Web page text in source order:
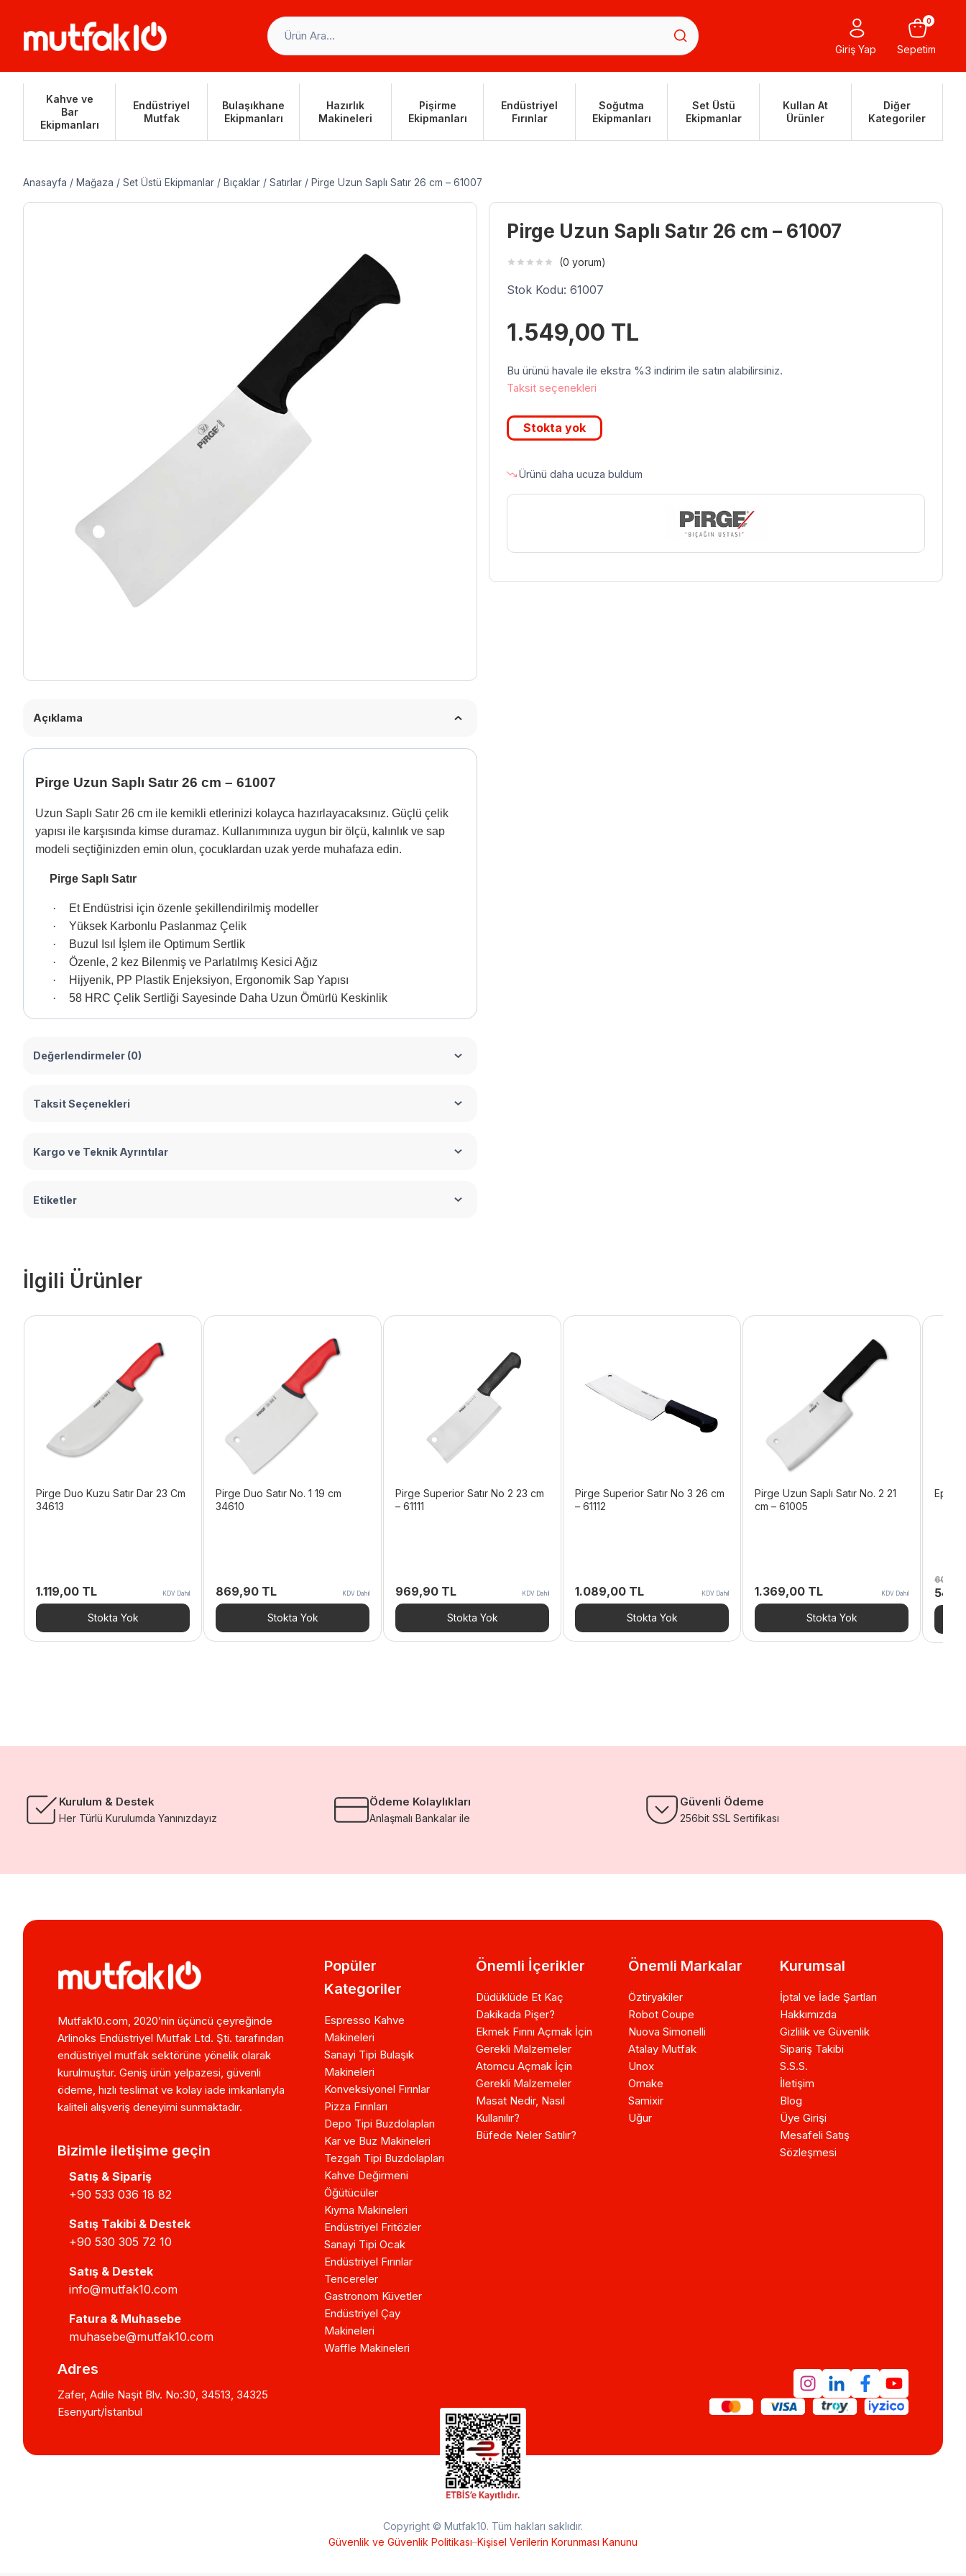
Giriş Yap Sepetim
0
Kahve ve
Bar
Ekipmanları
Endüstriyel
Mutfak
Bulaşıkhane
Ekipmanları
Hazırlık
Makineleri
Pişirme
Ekipmanları
Endüstriyel
Fırınlar
Soğutma
Ekipmanları
Set Üstü
Ekipmanlar
Kullan At
Ürünler
Diğer
Kategoriler
Anasayfa / Mağaza / Set Üstü Ekipmanlar / Bıçaklar / Satırlar / Pirge Uzun Saplı Satır 26 cm – 61007
Açıklama
Pirge Uzun Saplı Satır 26 cm – 61007
Uzun Saplı Satır 26 cm ile kemikli etlerinizi kolayca hazırlayacaksınız. Güçlü çelik
yapısı ile karşısında kimse duramaz. Kullanımınıza uygun bir ölçü, kalınlık ve sap
modeli seçtiğinizden emin olun, çocuklardan uzak yerde muhafaza edin.
Pirge Saplı Satır
·
Et Endüstrisi için özenle şekillendirilmiş modeller
·
Yüksek Karbonlu Paslanmaz Çelik
·
Buzul Isıl İşlem ile Optimum Sertlik
·
Özenle, 2 kez Bilenmiş ve Parlatılmış Kesici Ağız
·
Hijyenik, PP Plastik Enjeksiyon, Ergonomik Sap Yapısı
·
58 HRC Çelik Sertliği Sayesinde Daha Uzun Ömürlü Keskinlik
Değerlendirmeler (0)
Taksit Seçenekleri
Kargo ve Teknik Ayrıntılar
Etiketler
Pirge Uzun Saplı Satır 26 cm – 61007
(0 yorum)
Stok Kodu: 61007
1.549,00 TL
Bu ürünü havale ile ekstra %3 indirim ile satın alabilirsiniz.
Taksit seçenekleri
Stokta yok
Ürünü daha ucuza buldum
İlgili Ürünler
Pirge Duo Kuzu Satır Dar 23 Cm
34613
1.119,00 TL KDV Dahil
Stokta Yok
Pirge Duo Satır No. 1 19 cm
34610
869,90 TL KDV Dahil
Stokta Yok
Pirge Superior Satır No 2 23 cm
– 61111
969,90 TL KDV Dahil
Stokta Yok
Pirge Superior Satır No 3 26 cm
– 61112
1.089,00 TL KDV Dahil
Stokta Yok
Pirge Uzun Saplı Satır No. 2 21
cm – 61005
1.369,00 TL KDV Dahil
Stokta Yok
fiyat:
Kurulum & Destek
Her Türlü Kurulumda Yanınızdayız
Ödeme Kolaylıkları
Anlaşmalı Bankalar ile
Güvenli Ödeme
256bit SSL Sertifikası
Mutfak10.com, 2020’nin üçüncü çeyreğinde
Arlinoks Endüstriyel Mutfak Ltd. Şti. tarafından
endüstriyel mutfak sektörüne yönelik olarak
kurulmuştur. Geniş ürün yelpazesi, güvenli
ödeme, hızlı teslimat ve kolay iade imkanlarıyla
kaliteli alışveriş deneyimi sunmaktadır.
Bizimle iletişime geçin
Satış & Sipariş
+90 533 036 18 82
Satış Takibi & Destek
+90 530 305 72 10
Satış & Destek
info@mutfak10.com
Fatura & Muhasebe
muhasebe@mutfak10.com
Adres
Zafer, Adile Naşit Blv. No:30, 34513, 34325
Esenyurt/İstanbul
Popüler
Kategoriler
Espresso Kahve
Makineleri
Sanayi Tipi Bulaşık
Makineleri
Konveksiyonel Fırınlar
Pizza Fırınları
Depo Tipi Buzdolapları
Kar ve Buz Makineleri
Tezgah Tipi Buzdolapları
Kahve Değirmeni
Öğütücüler
Kıyma Makineleri
Endüstriyel Fritözler
Sanayi Tipi Ocak
Endüstriyel Fırınlar
Tencereler
Gastronom Küvetler
Endüstriyel Çay
Makineleri
Waffle Makineleri
Önemli İçerikler
Düdüklüde Et Kaç
Dakikada Pişer?
Ekmek Fırını Açmak İçin
Gerekli Malzemeler
Atomcu Açmak İçin
Gerekli Malzemeler
Masat Nedir, Nasıl
Kullanılır?
Büfede Neler Satılır?
Önemli Markalar
Öztiryakiler
Robot Coupe
Nuova Simonelli
Atalay Mutfak
Unox
Omake
Samixir
Uğur
Kurumsal
İptal ve İade Şartları
Hakkımızda
Gizlilik ve Güvenlik
Sipariş Takibi
S.S.S.
İletişim
Blog
Üye Girişi
Mesafeli Satış
Sözleşmesi
Copyright © Mutfak10. Tüm hakları saklıdır.
Güvenlik ve Güvenlik Politikası–Kişisel Verilerin Korunması Kanunu